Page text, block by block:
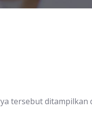
tersebut